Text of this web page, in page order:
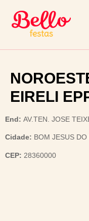
EIRELI
End: AV.TEN. JOSE
Cidade: BOM JESUS
CEP: 28360000